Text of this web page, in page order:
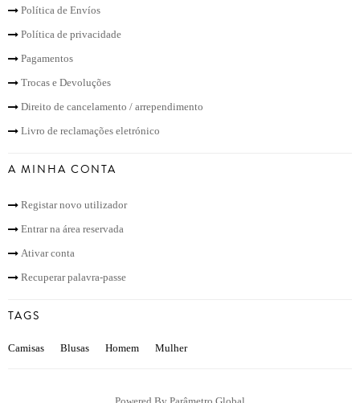
Política de Envíos
Política de privacidade
Pagamentos
Trocas e Devoluções
Direito de cancelamento / arrependimento
Livro de reclamações eletrónico
A MINHA CONTA
Registar novo utilizador
Entrar na área reservada
Ativar conta
Recuperar palavra-passe
TAGS
Camisas Blusas Homem Mulher